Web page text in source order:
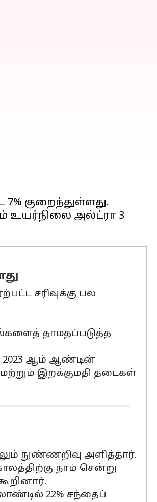
குறைந்துள்ளது.
உயர்நிலை அல்ட்ரா 3
சரிவுக்கு பல
தாமதப்படுத்த
2023 ஆம் ஆண்டின்
மற்றும் இறக்குமதி தடைகள்
நுண்ணறிவு அளித்தார்.
நாம் சென்று
22% சந்தைப்